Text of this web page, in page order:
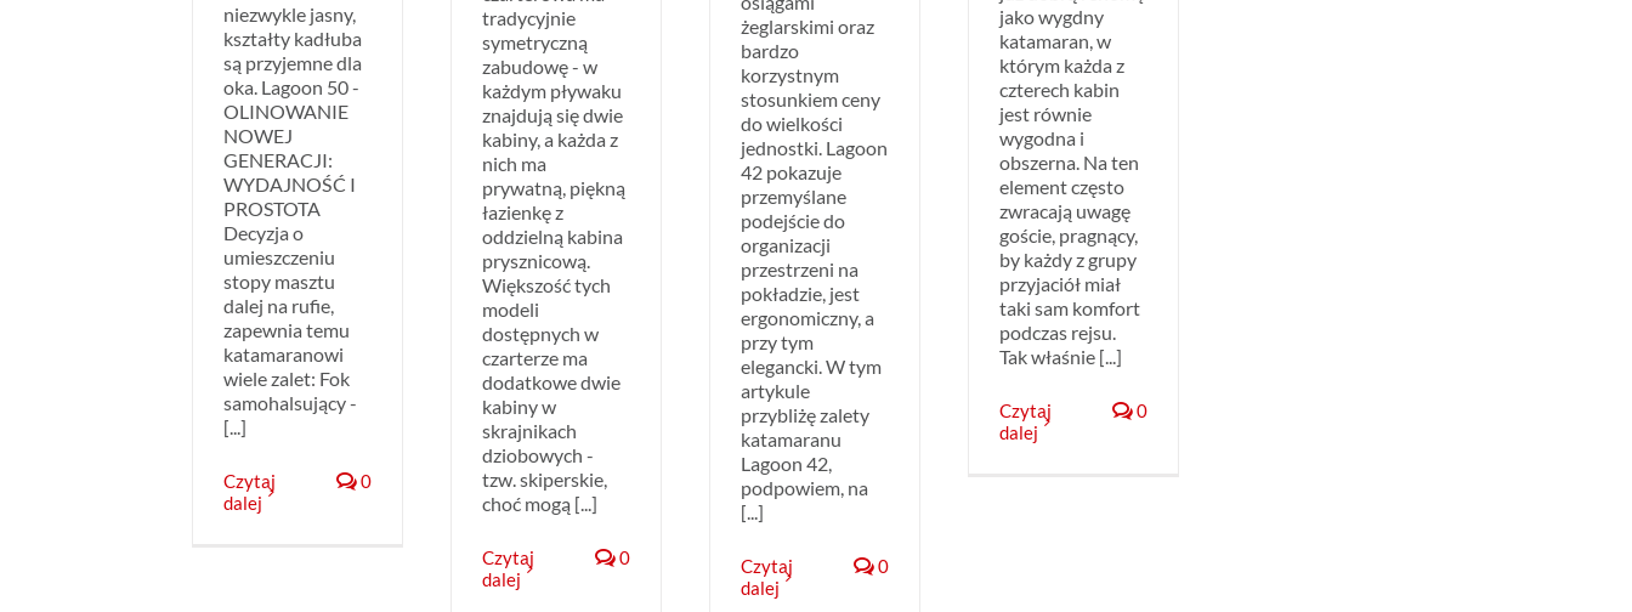
niezwykle jasny,
kształty kadłuba
są przyjemne dla
oka. Lagoon 50 -
OLINOWANIE
NOWEJ
GENERACJI:
WYDAJNOŚĆ I
PROSTOTA
Decyzja o
umieszczeniu
stopy masztu
dalej na rufie,
zapewnia temu
katamaranowi
wiele zalet: Fok
samohalsujący -
[...]
Czytaj
dalej
0
tradycyjnie
symetryczną
zabudowę - w
każdym pływaku
znajdują się dwie
kabiny, a każda z
nich ma
prywatną, piękną
łazienkę z
oddzielną kabina
prysznicową.
Większość tych
modeli
dostępnych w
czarterze ma
dodatkowe dwie
kabiny w
skrajnikach
dziobowych -
tzw. skiperskie,
choć mogą [...]
Czytaj
dalej
0
żeglarskimi oraz
bardzo
korzystnym
stosunkiem ceny
do wielkości
jednostki. Lagoon
42 pokazuje
przemyślane
podejście do
organizacji
przestrzeni na
pokładzie, jest
ergonomiczny, a
przy tym
elegancki. W tym
artykule
przybliżę zalety
katamaranu
Lagoon 42,
podpowiem, na
[...]
Czytaj
dalej
0
jako wygdny
katamaran, w
którym każda z
czterech kabin
jest równie
wygodna i
obszerna. Na ten
element często
zwracają uwagę
goście, pragnący,
by każdy z grupy
przyjaciół miał
taki sam komfort
podczas rejsu.
Tak właśnie [...]
Czytaj
dalej
0